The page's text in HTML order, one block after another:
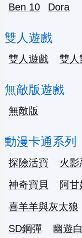
Ben 10
Dora
雙人遊戲
雙人遊戲 雙人
無敵版遊戲
無敵版
動漫卡通系列
探險活寶 火
神奇寶貝
阿
喜羊羊與灰太狼
SD鋼彈
幽遊